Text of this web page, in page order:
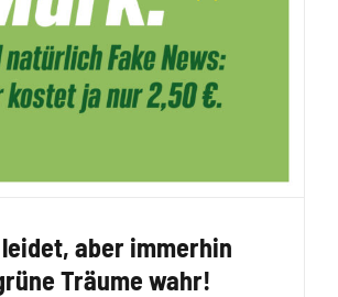
leidet, aber immerhin
Träume wahr!